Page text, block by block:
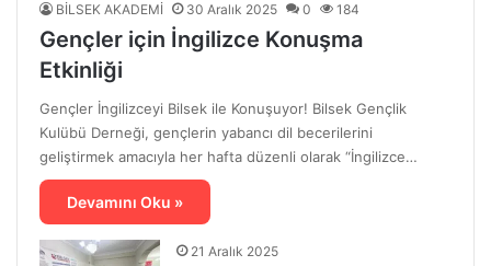
BİLSEK AKADEMİ 30 Aralık 2025 0 184
Gençler için İngilizce Konuşma
Etkinliği
Gençler İngilizceyi Bilsek ile Konuşuyor! Bilsek Gençlik
Kulübü Derneği, gençlerin yabancı dil becerilerini
geliştirmek amacıyla her hafta düzenli olarak “İngilizce…
Devamını Oku »
21 Aralık 2025